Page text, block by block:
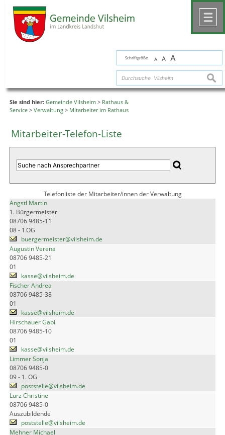
Schriftgröße A A A
Sie sind hier: Gemeinde Vilsheim > Rathaus &
Service > Verwaltung > Mitarbeiter im Rathaus
Mitarbeiter-Telefon-Liste
Telefonliste der Mitarbeiter/innen der Verwaltung
Angstl Martin
1. Bürgermeister
08706 9485-11
08 - 1.OG
buergermeister@vilsheim.de
Augustin Verena
08706 9485-21
01
kasse@vilsheim.de
Fischer Andrea
08706 9485-38
01
kasse@vilsheim.de
Hirschauer Gabi
08706 9485-10
01
kasse@vilsheim.de
Limmer Sonja
08706 9485-0
09 - 1. OG
poststelle@vilsheim.de
Lurz Christine
08706 9485-0
Auszubildende
poststelle@vilsheim.de
Mehner Michael